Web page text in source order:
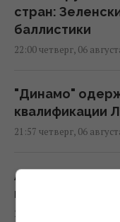
стран:
баллистики
22:00 четверг, 06
"Динамо"
квалификации
21:57 четверг, 06
Анчоусы или
полезнее
21:47 четверг, 06